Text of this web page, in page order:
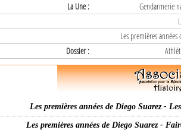
La Une :
Gendarmerie
Les premières
Dossier :
Les premières années de Diego Suarez -
Les premières années de Diego Suarez -